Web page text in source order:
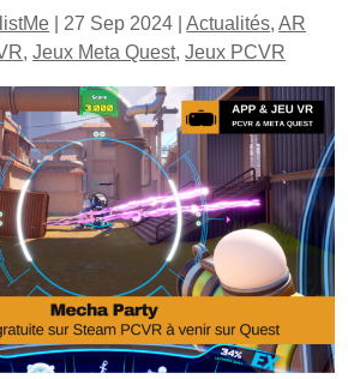
27 Sep 2024 |Actualités,AR
,Jeux Meta Quest,Jeux PCVR